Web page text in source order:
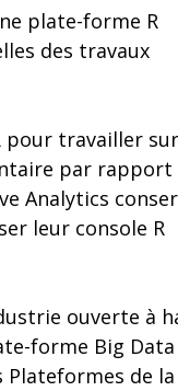
plate-forme R
des travaux
pour travailler
par rapport
Analytics
leur console R
ouverte à
forme Big Data
Plateformes de la